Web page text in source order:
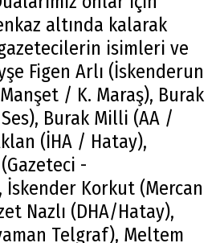
altında kalarak
isimleri ve
Figen Arlı (İskenderun
/ K. Maraş), Burak
Burak Milli (AA /
(İHA / Hatay),
-
İskender Korkut (Mercan
Nazlı (DHA/Hatay),
Telgraf), Meltem